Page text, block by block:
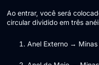
Ao entrar, você será
circular dividido em três
Anel Externo → Minas